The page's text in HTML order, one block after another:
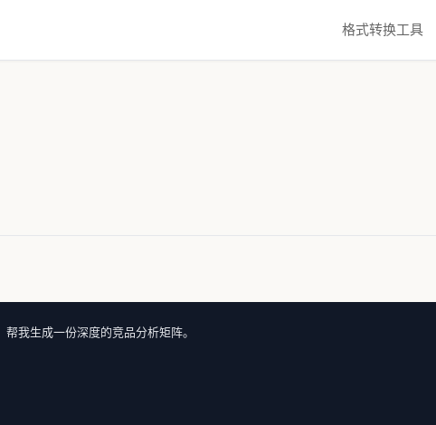
格式转换工具
我生成一份深度的竞品分析矩阵。